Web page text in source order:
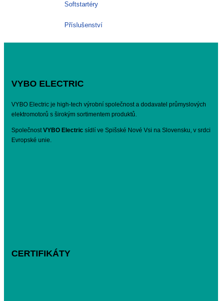
Softstartéry
Příslušenství
VYBO ELECTRIC
VYBO Electric je high-tech výrobní společnost a dodavatel průmyslových
elektromotorů s širokým sortimentem produktů.
SpolečnostVYBO Electric sídlí ve Spišské Nové Vsi na Slovensku, v srdci
Evropské unie.
CERTIFIKÁTY